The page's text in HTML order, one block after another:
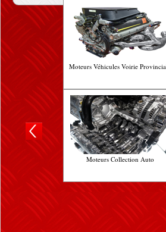
Moteurs Véhicules Voirie
Moteurs Collection Auto